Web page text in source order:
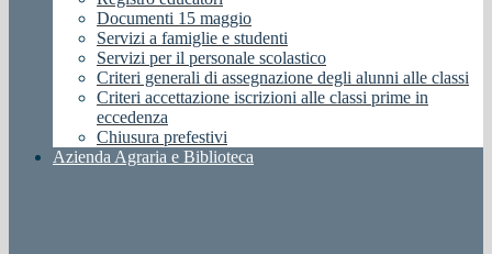
Documenti 15 maggio
Servizi a famiglie e studenti
Servizi per il personale scolastico
Criteri generali di assegnazione degli alunni alle classi
Criteri accettazione iscrizioni alle classi prime in
eccedenza
Chiusura prefestivi
Azienda Agraria e Biblioteca